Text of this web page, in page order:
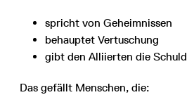
spricht von Geheimnissen
behauptet Vertuschung
gibt den Alliierten die Schuld
Das gefällt Menschen, die: